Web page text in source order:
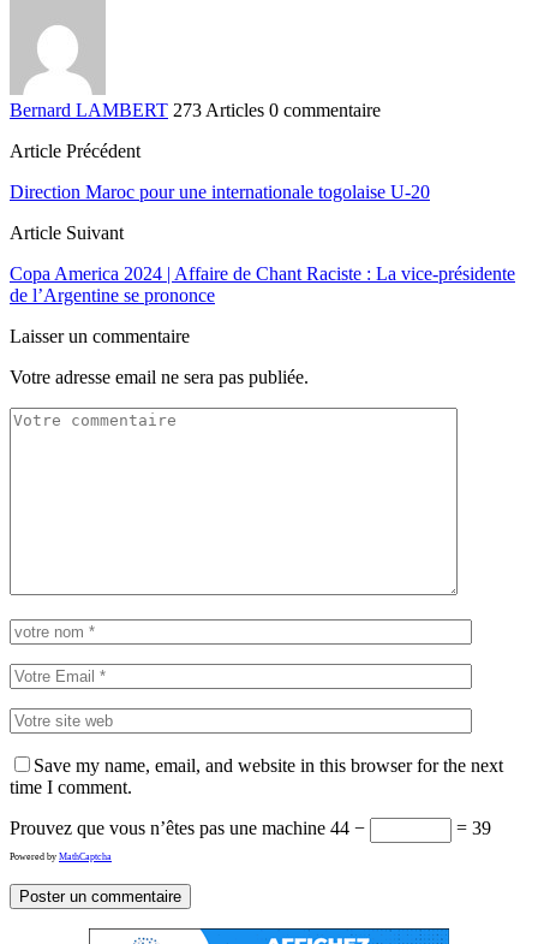
Bernard LAMBERT 273 Articles 0 commentaire
Article Précédent
Direction Maroc pour une internationale togolaise U-20
Article Suivant
Copa America 2024 | Affaire de Chant Raciste : La vice-présidente
de l’Argentine se prononce
Laisser un commentaire
Votre adresse email ne sera pas publiée.
Save my name, email, and website in this browser for the next
time I comment.
Prouvez que vous n’êtes pas une machine 44 − = 39
Powered by MathCaptcha